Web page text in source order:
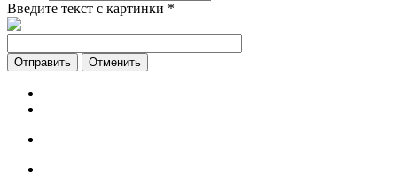
Введите текст с картинки *
Отменить